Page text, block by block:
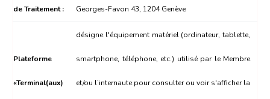
de Traitement : Georges-Favon 43, 1204 Genève
Plateforme
«Terminal(aux)
désigne l'équipement matériel (ordinateur, tablette,
smartphone, téléphone, etc.) utilisé par le Membre
et/ou l’internaute pour consulter ou voir s'afficher la